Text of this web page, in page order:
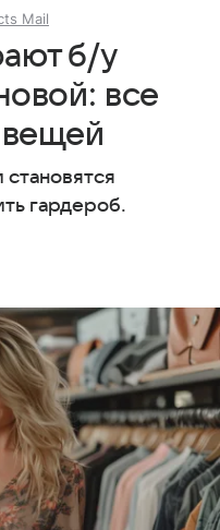
Mail
б/у
все
вещей
гардероб.